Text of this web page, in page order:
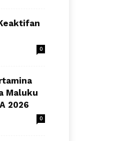
0
Maluku
2026
0